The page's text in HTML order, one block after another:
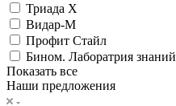
Триада Х
Видар-М
Профит Стайл
Бином. Лаборатрия знаний
Показать все
Наши предложения